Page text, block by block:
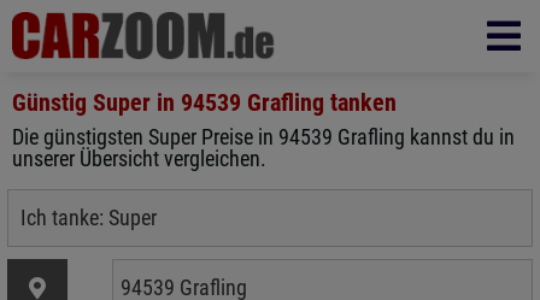
Günstig Super in 94539 Grafling tanken
Die günstigsten Super Preise in 94539 Grafling kannst du in
unserer Übersicht vergleichen.